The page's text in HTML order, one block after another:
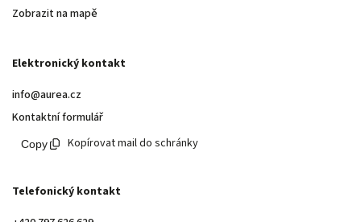
Zobrazit na mapě
Elektronický kontakt
info@aurea.cz
Kontaktní formulář
Kopírovat mail do schránky
Telefonický kontakt